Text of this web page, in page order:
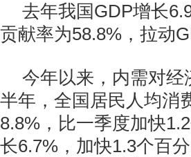
去年我国GDP增长
贡献率为58.8%，拉动
今年以来，内需对
半年，全国居民人均消
8.8%，比一季度加快
长6.7%，加快1.3个百